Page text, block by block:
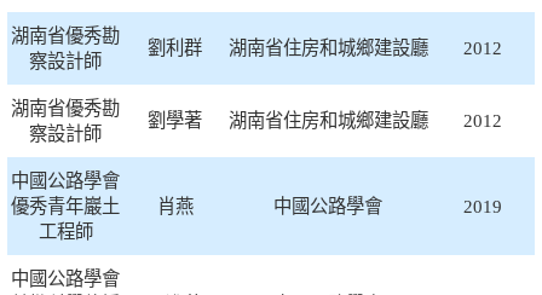
湖南省優秀勘
察設計師
劉利群 湖南省住房和城鄉建設廳 2012
湖南省優秀勘
察設計師
劉學著 湖南省住房和城鄉建設廳 2012
中國公路學會
優秀青年巖土
工程師
肖燕 中國公路學會 2019
中國公路學會